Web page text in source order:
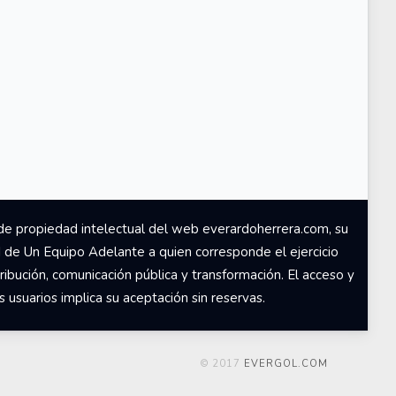
propiedad intelectual del web everardoherrera.com, su
Un Equipo Adelante a quien corresponde el ejercicio
comunicación pública y transformación. El acceso y
implica su aceptación sin reservas.
© 2017 EVERGOL.COM